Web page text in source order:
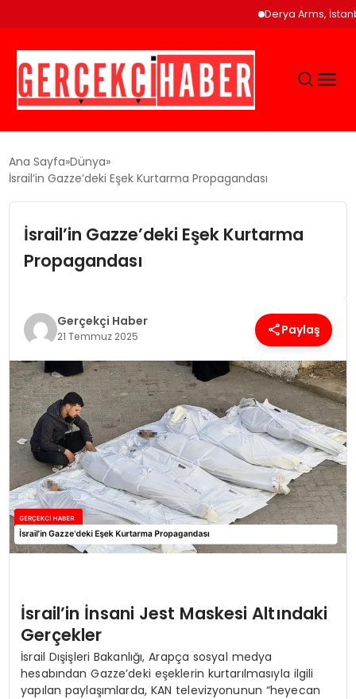
Derya Arms, İstanbul
GÜNCEL
EĞITIM
SAĞLIK
SPOR
TEKNOLOJI
YAŞAM
Ana Sayfa Dünya
İsrail’in Gazze’deki Eşek Kurtarma Propagandası
İsrail’in Gazze’deki Eşek Kurtarma
Propagandası
Gerçekçi Haber
21 Temmuz 2025 Paylaş
İsrail’in İnsani Jest Maskesi Altındaki
Gerçekler
İsrail Dışişleri Bakanlığı, Arapça sosyal medya
hesabından Gazze’deki eşeklerin kurtarılmasıyla ilgili
yapılan paylaşımlarda, KAN televizyonunun “heyecan